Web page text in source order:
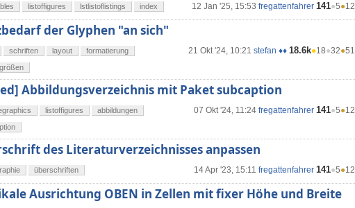
12 Jan '25, 15:53 fregattenfahrer 141●5●12
listoffigures lstlistoflistings index
der Glyphen "an sich"
21 Okt '24, 10:21 stefan ♦♦ 18.6k●18●32●51
schriften layout
formatierung
Abbildungsverzeichnis mit Paket subcaption
07 Okt '24, 11:24 fregattenfahrer 141●5●12
listoffigures
abbildungen
des Literaturverzeichnisses anpassen
14 Apr '23, 15:11 fregattenfahrer 141●5●12
überschriften
Ausrichtung OBEN in Zellen mit fixer Höhe und Breite